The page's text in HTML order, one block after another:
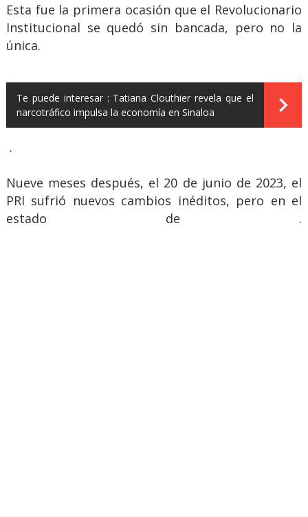
Esta fue la primera ocasión que el Revolucionario
Institucional se quedó sin bancada, pero no la
única.
Te puede interesar : Tatiana Clouthier revela que el
narcotráfico impulsa la economía en Sinaloa
.
Nueve meses después, el 20 de junio de 2023, el
PRI sufrió nuevos cambios inéditos, pero en el
estado de .